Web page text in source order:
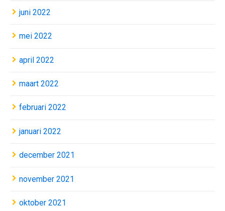
juni 2022
mei 2022
april 2022
maart 2022
februari 2022
januari 2022
december 2021
november 2021
oktober 2021